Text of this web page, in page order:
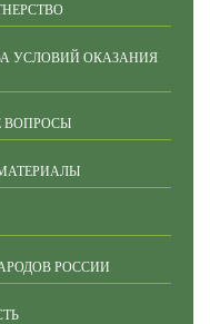
УСЛОВИЙ ОКАЗАНИЯ
ВОПРОСЫ
РОССИИ